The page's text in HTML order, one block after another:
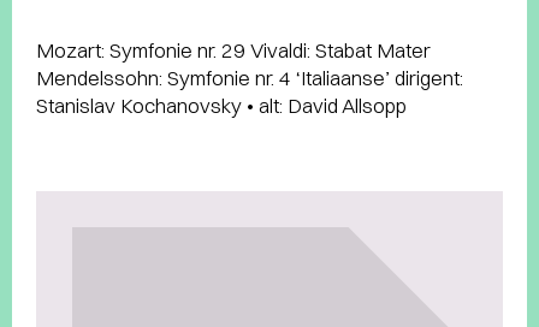
Mozart: Symfonie nr. 29 Vivaldi: Stabat Mater
Mendelssohn: Symfonie nr. 4 ‘Italiaanse’ dirigent:
Stanislav Kochanovsky • alt: David Allsopp